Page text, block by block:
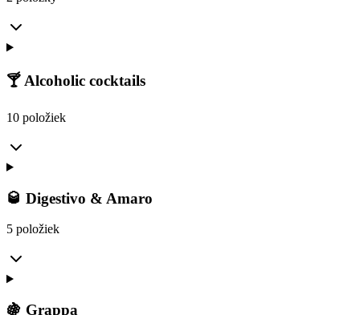
🍸 Alcoholic cocktails
10 položiek
🥃 Digestivo & Amaro
5 položiek
🍇 Grappa